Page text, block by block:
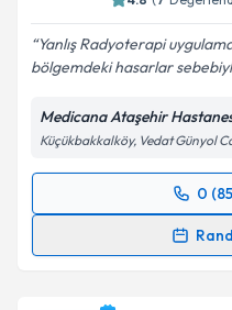
Kişisel verilerimin
kapsamda
Takvim
Yanlış Radyoterapi
bölgemdeki hasarlar
Medicana Ataşehir
Küçükbakkalköy, Vedat Günyol
0
Randevu Takvimi